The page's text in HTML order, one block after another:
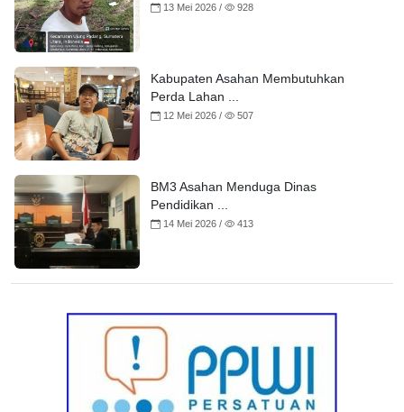
13 Mei 2026 / 928
Kabupaten Asahan Membutuhkan
Perda Lahan ...
12 Mei 2026 / 507
BM3 Asahan Menduga Dinas
Pendidikan ...
14 Mei 2026 / 413